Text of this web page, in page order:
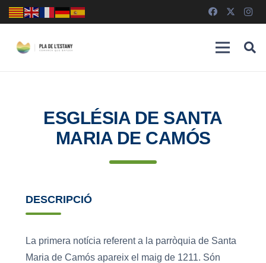
ESGLÉSIA DE SANTA
MARIA DE CAMÓS
DESCRIPCIÓ
La primera notícia referent a la parròquia de Santa
Maria de Camós apareix el maig de 1211. Són